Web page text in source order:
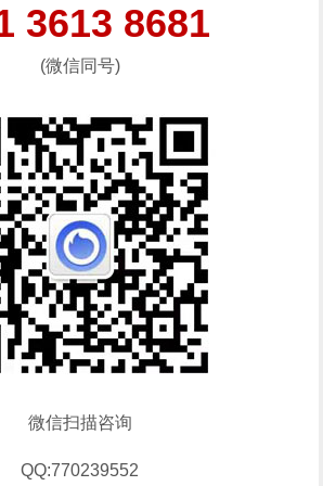
3613 8681
(微信同号)
微信扫描咨询
QQ:770239552